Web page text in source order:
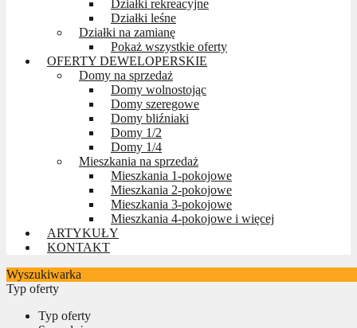
Działki rekreacyjne
Działki leśne
Działki na zamianę
Pokaż wszystkie oferty
OFERTY DEWELOPERSKIE
Domy na sprzedaż
Domy wolnostojąc
Domy szeregowe
Domy bliźniaki
Domy 1/2
Domy 1/4
Mieszkania na sprzedaż
Mieszkania 1-pokojowe
Mieszkania 2-pokojowe
Mieszkania 3-pokojowe
Mieszkania 4-pokojowe i więcej
ARTYKUŁY
KONTAKT
Wyszukiwarka
Typ oferty
Typ oferty